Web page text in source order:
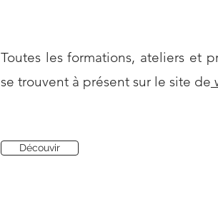
Toutes les formations, ateliers et
se trouvent à présent sur le site de
Découvir